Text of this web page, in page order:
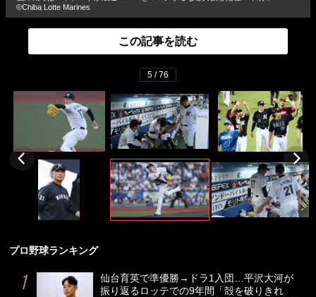
©︎Chiba Lotte Marines
この記事を読む
5 / 76
プロ野球ランキング
仙台育英で準優勝→ドラ1入団…平沢大河が
振り返るロッテでの9年間「殻を破りきれ